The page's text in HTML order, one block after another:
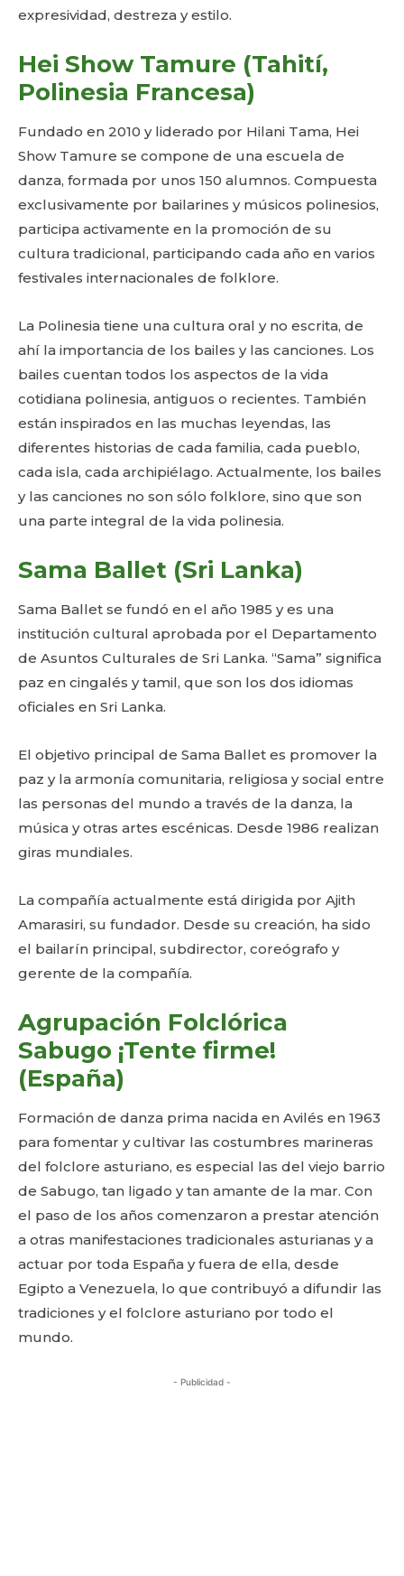
expresividad, destreza y estilo.
Hei Show Tamure (Tahití,
Polinesia Francesa)
Fundado en 2010 y liderado por Hilani Tama, Hei
Show Tamure se compone de una escuela de
danza, formada por unos 150 alumnos. Compuesta
exclusivamente por bailarines y músicos polinesios,
participa activamente en la promoción de su
cultura tradicional, participando cada año en varios
festivales internacionales de folklore.
La Polinesia tiene una cultura oral y no escrita, de
ahí la importancia de los bailes y las canciones. Los
bailes cuentan todos los aspectos de la vida
cotidiana polinesia, antiguos o recientes. También
están inspirados en las muchas leyendas, las
diferentes historias de cada familia, cada pueblo,
cada isla, cada archipiélago. Actualmente, los bailes
y las canciones no son sólo folklore, sino que son
una parte integral de la vida polinesia.
Sama Ballet (Sri Lanka)
Sama Ballet se fundó en el año 1985 y es una
institución cultural aprobada por el Departamento
de Asuntos Culturales de Sri Lanka. “Sama” significa
paz en cingalés y tamil, que son los dos idiomas
oficiales en Sri Lanka.
El objetivo principal de Sama Ballet es promover la
paz y la armonía comunitaria, religiosa y social entre
las personas del mundo a través de la danza, la
música y otras artes escénicas. Desde 1986 realizan
giras mundiales.
La compañía actualmente está dirigida por Ajith
Amarasiri, su fundador. Desde su creación, ha sido
el bailarín principal, subdirector, coreógrafo y
gerente de la compañía.
Agrupación Folclórica
Sabugo ¡Tente firme!
(España)
Formación de danza prima nacida en Avilés en 1963
para fomentar y cultivar las costumbres marineras
del folclore asturiano, es especial las del viejo barrio
de Sabugo, tan ligado y tan amante de la mar. Con
el paso de los años comenzaron a prestar atención
a otras manifestaciones tradicionales asturianas y a
actuar por toda España y fuera de ella, desde
Egipto a Venezuela, lo que contribuyó a difundir las
tradiciones y el folclore asturiano por todo el
mundo.
- Publicidad -